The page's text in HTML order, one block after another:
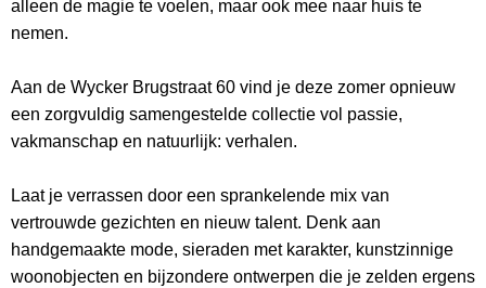
alleen de magie te voelen, maar ook mee naar huis te
nemen.
Aan de Wycker Brugstraat 60 vind je deze zomer opnieuw
een zorgvuldig samengestelde collectie vol passie,
vakmanschap en natuurlijk: verhalen.
Laat je verrassen door een sprankelende mix van
vertrouwde gezichten en nieuw talent. Denk aan
handgemaakte mode, sieraden met karakter, kunstzinnige
woonobjecten en bijzondere ontwerpen die je zelden ergens